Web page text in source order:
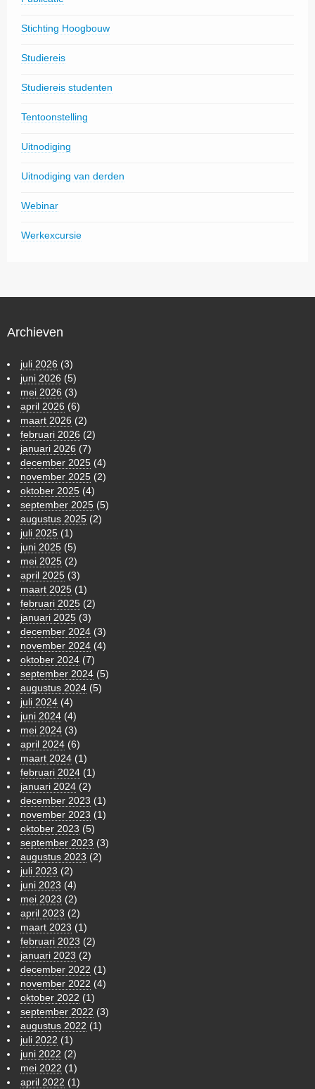
Stichting Hoogbouw
Studiereis
Studiereis studenten
Tentoonstelling
Uitnodiging
Uitnodiging van derden
Webinar
Werkexcursie
Archieven
juli 2026 (3)
juni 2026 (5)
mei 2026 (3)
april 2026 (6)
maart 2026 (2)
februari 2026 (2)
januari 2026 (7)
december 2025 (4)
november 2025 (2)
oktober 2025 (4)
september 2025 (5)
augustus 2025 (2)
juli 2025 (1)
juni 2025 (5)
mei 2025 (2)
april 2025 (3)
maart 2025 (1)
februari 2025 (2)
januari 2025 (3)
december 2024 (3)
november 2024 (4)
oktober 2024 (7)
september 2024 (5)
augustus 2024 (5)
juli 2024 (4)
juni 2024 (4)
mei 2024 (3)
april 2024 (6)
maart 2024 (1)
februari 2024 (1)
januari 2024 (2)
december 2023 (1)
november 2023 (1)
oktober 2023 (5)
september 2023 (3)
augustus 2023 (2)
juli 2023 (2)
juni 2023 (4)
mei 2023 (2)
april 2023 (2)
maart 2023 (1)
februari 2023 (2)
januari 2023 (2)
december 2022 (1)
november 2022 (4)
oktober 2022 (1)
september 2022 (3)
augustus 2022 (1)
juli 2022 (1)
juni 2022 (2)
mei 2022 (1)
april 2022 (1)